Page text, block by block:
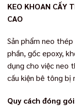
KEO KHOAN CẤY
CAO
Sản phẩm neo
phần, gốc epoxy,
dụng cho việc neo
cấu kiện bê tông
Quy cách đóng